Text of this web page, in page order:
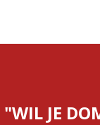
"WIL JE